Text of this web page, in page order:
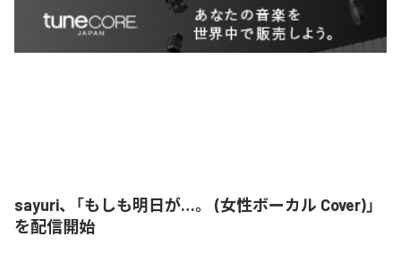
sayuri、「もしも明日が…。 (女性ボーカル Cover)」
を配信開始